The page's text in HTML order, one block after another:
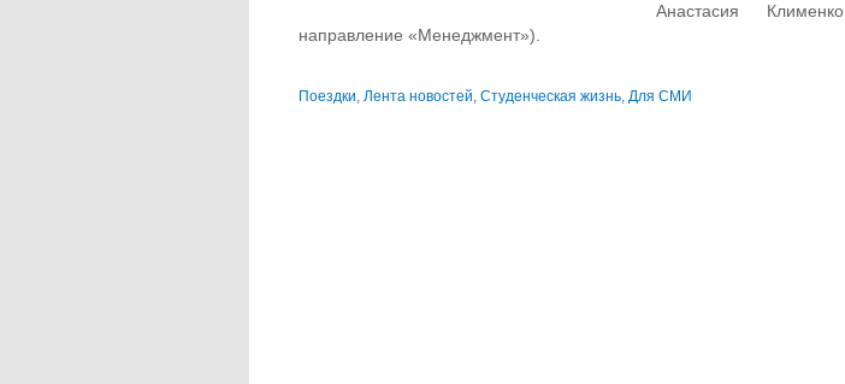
Анастасия
направление «Менеджмент»).
Поездки, Лента новостей, Студенческая жизнь, Для СМИ